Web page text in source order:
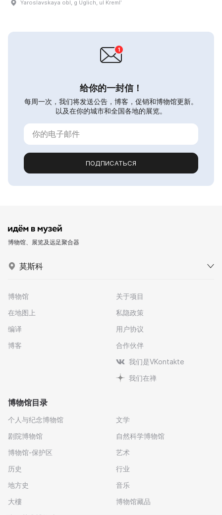
Yaroslavskaya obl, g Uglich, ul Kremlʹ
给你的一封信！
每周一次，我们将发送公告，博客，促销和博物馆更新。
以及在你的城市和全国各地的展览。
ПОДПИСАТЬСЯ
博物馆、展览及远足聚合器
莫斯科
博物馆
在地图上
编译
博客
关于项目
私隐政策
用户协议
合作伙伴
我们是VKontakte
我们在禅
博物馆目录
个人与纪念博物馆
剧院博物馆
博物馆-保护区
历史
地方史
大樓
文学
自然科学博物馆
艺术
行业
音乐
博物馆藏品